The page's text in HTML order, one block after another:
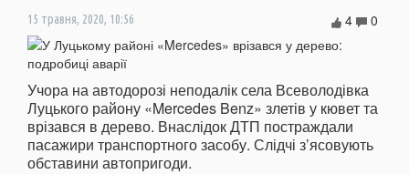
15 травня, 2020, 10:56 0
4
Учора на автодорозі неподалік села Всеволодівка
Луцького району «Mercedes Benz» злетів у кювет та
врізався в дерево. Внаслідок ДТП постраждали
пасажири транспортного засобу. Слідчі з’ясовують
обставини автопригоди.